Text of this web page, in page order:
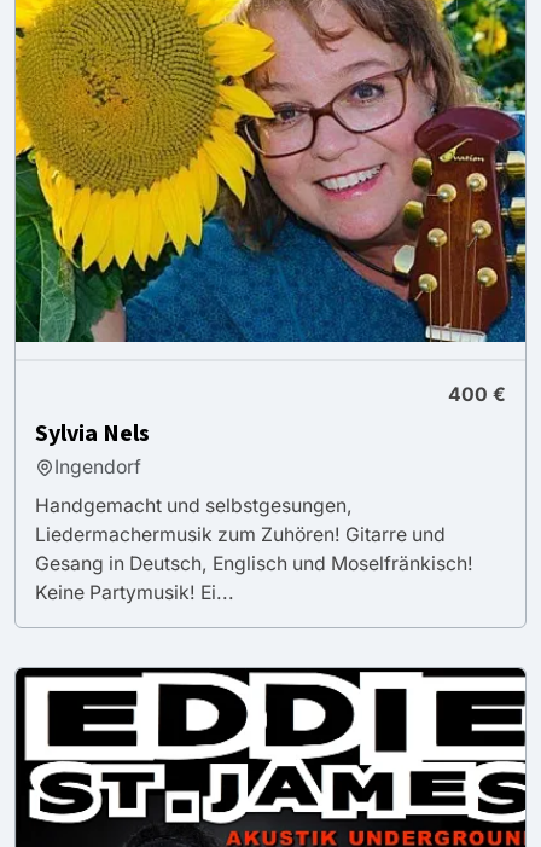
400 €
Sylvia Nels
Ingendorf
Handgemacht und selbstgesungen,
Liedermachermusik zum Zuhören! Gitarre und
Gesang in Deutsch, Englisch und Moselfränkisch!
Keine Partymusik! Ei...